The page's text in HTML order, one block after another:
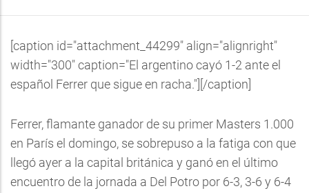
[caption id="attachment_44299" align="alignright"
width="300" caption="El argentino cayó 1-2 ante el
español Ferrer que sigue en racha."] [/caption]
Ferrer, flamante ganador de su primer Masters 1.000
en París el domingo, se sobrepuso a la fatiga con que
llegó ayer a la capital británica y ganó en el último
encuentro de la jornada a Del Potro por 6-3, 3-6 y 6-4